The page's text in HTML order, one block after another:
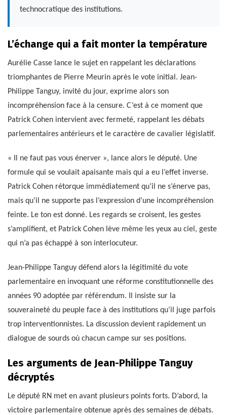
technocratique des institutions.
L’échange qui a fait monter la température
Aurélie Casse lance le sujet en rappelant les déclarations
triomphantes de Pierre Meurin après le vote initial. Jean-
Philippe Tanguy, invité du jour, exprime alors son
incompréhension face à la censure. C’est à ce moment que
Patrick Cohen intervient avec fermeté, rappelant les débats
parlementaires antérieurs et le caractère de cavalier législatif.
« Il ne faut pas vous énerver », lance alors le député. Une
formule qui se voulait apaisante mais qui a eu l’effet inverse.
Patrick Cohen rétorque immédiatement qu’il ne s’énerve pas,
mais qu’il ne supporte pas l’expression d’une incompréhension
feinte. Le ton est donné. Les regards se croisent, les gestes
s’amplifient, et Patrick Cohen lève même les yeux au ciel, geste
qui n’a pas échappé à son interlocuteur.
Jean-Philippe Tanguy défend alors la légitimité du vote
parlementaire en invoquant une réforme constitutionnelle des
années 90 adoptée par référendum. Il insiste sur la
souveraineté du peuple face à des institutions qu’il juge parfois
trop interventionnistes. La discussion devient rapidement un
dialogue de sourds où chacun campe sur ses positions.
Les arguments de Jean-Philippe Tanguy
décryptés
Le député RN met en avant plusieurs points forts. D’abord, la
victoire parlementaire obtenue après des semaines de débats.